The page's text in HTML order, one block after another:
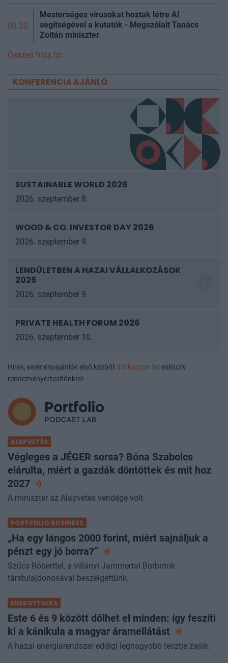
08:30
Mesterséges vírusokat hoztak létre AI
segítségével a kutatók - Megszólalt Tanács
Zoltán miniszter
Összes friss hír
KONFERENCIA AJÁNLÓ
SUSTAINABLE WORLD 2026
2026. szeptember 8.
WOOD & CO. INVESTOR DAY 2026
2026. szeptember 9.
LENDÜLETBEN A HAZAI VÁLLALKOZÁSOK
2026
2026. szeptember 9.
PRIVATE HEALTH FORUM 2026
2026. szeptember 10.
Hírek, eseményajánlók első kézből: iratkozzon fel exkluzív
rendezvényértesítőnkre!
ALAPVETÉS
Végleges a JÉGER sorsa? Bóna Szabolcs
elárulta, miért a gazdák döntöttek és mit hoz
2027
A miniszter az Alapvetés vendége volt.
PORTFOLIO BUSINESS
„Ha egy lángos 2000 forint, miért sajnáljuk a
pénzt egy jó borra?”
Szűcs Róberttel, a villányi Jammertal Borbirtok
társtulajdonosával beszélgettünk.
ENERGYTALKS
Este 6 és 9 között dőlhet el minden: így feszíti
ki a kánikula a magyar áramellátást
A hazai energiarendszer eddigi legnagyobb tesztje zajlik.